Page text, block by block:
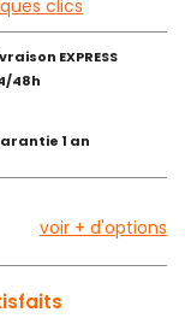
clics
EXPRESS
48h
1 an
voir + d'options